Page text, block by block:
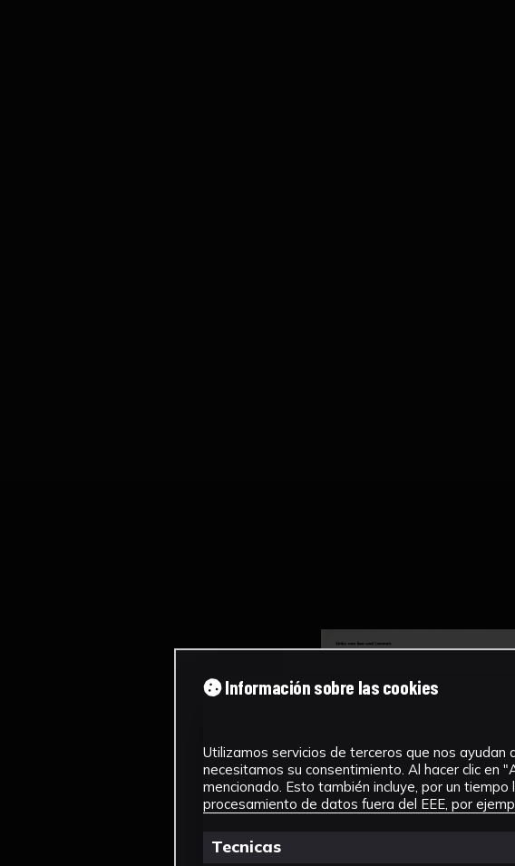
Información sobre las cookies
Utilizamos servicios de terceros que nos
necesitamos su consentimiento. Al hacer clic
mencionado. Esto también incluye, por un
procesamiento de datos fuera del EEE, por
Tecnicas